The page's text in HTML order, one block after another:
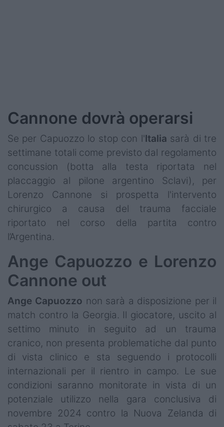
Cannone dovrà operarsi
Se per Capuozzo lo stop con l'Italia sarà di tre
settimane totali come previsto dal regolamento
concussion (botta alla testa riportata nel
placcaggio al pilone argentino Sclavi), per
Lorenzo Cannone si prospetta l'intervento
chirurgico a causa del trauma facciale
riportato nel corso della partita contro
l’Argentina.
Ange Capuozzo e Lorenzo
Cannone out
Ange Capuozzo non sarà a disposizione per il
match contro la Georgia. Il giocatore, uscito al
settimo minuto in seguito ad un trauma
cranico, non presenta problematiche dal punto
di vista clinico e sta seguendo i protocolli
internazionali per il rientro in campo. Le sue
condizioni saranno monitorate in vista di un
potenziale utilizzo nella gara conclusiva di
novembre 2024 contro la Nuova Zelanda di